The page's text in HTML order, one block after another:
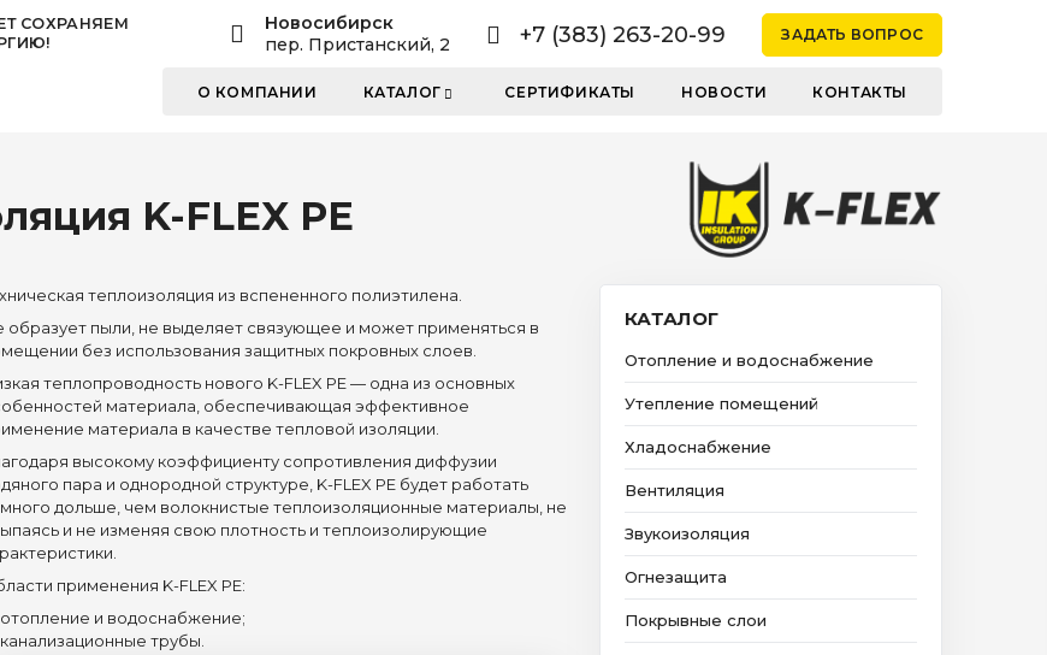
ЗАДАТЬ ВОПРОС
+7 (383) 263-20-99
Новосибирск
пер. Пристанский, 2
СОХРАНЯЕМ
О КОМПАНИИ КАТАЛОГ СЕРТИФИКАТЫ НОВОСТИ КОНТАКТЫ
K-FLEX PE
теплоизоляция из вспененного полиэтилена.
образует пыли, не выделяет связующее и может применяться в
без использования защитных покровных слоев.
теплопроводность нового K-FLEX PE — одна из основных
материала, обеспечивающая эффективное
материала в качестве тепловой изоляции.
высокому коэффициенту сопротивления диффузии
пара и однородной структуре, K-FLEX PE будет работать
дольше, чем волокнистые теплоизоляционные материалы, не
и не изменяя свою плотность и теплоизолирующие
применения K-FLEX PE:
отопление и водоснабжение;
канализационные трубы.
КАТАЛОГ
Отопление и водоснабжение
Утепление помещений
Хладоснабжение
Вентиляция
Звукоизоляция
Огнезащита
Покрывные слои